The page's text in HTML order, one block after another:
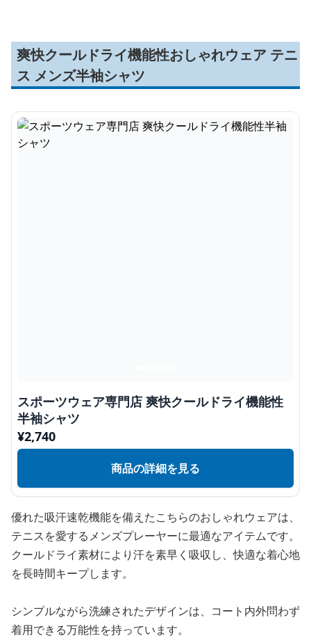
爽快クールドライ機能性おしゃれウェア テニ
ス メンズ半袖シャツ
スポーツウェア専門店 爽快クールドライ機能性
半袖シャツ
¥2,740
商品の詳細を見る
優れた吸汗速乾機能を備えたこちらのおしゃれウェアは、
テニスを愛するメンズプレーヤーに最適なアイテムです。
クールドライ素材により汗を素早く吸収し、快適な着心地
を長時間キープします。
シンプルながら洗練されたデザインは、コート内外問わず
着用できる万能性を持っています。